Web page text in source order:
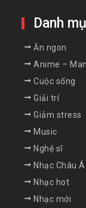
Danh
Ăn ngon
Anime –
Cuộc sống
Giải trí
Giảm stress
Music
Nghệ sĩ
Nhạc Châu Á
Nhạc hot
Nhạc mới